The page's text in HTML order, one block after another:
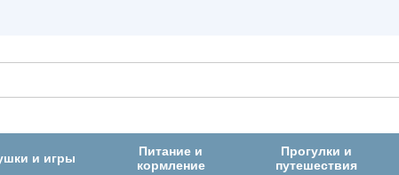
и игры
Питание и
кормление
Прогулки и
путешествия